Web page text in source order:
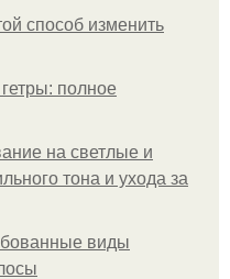
способ изменить
полное
на светлые и
тона и ухода за
виды